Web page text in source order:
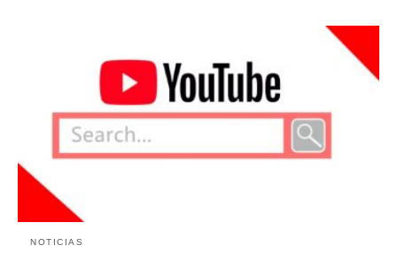
NOTICIAS